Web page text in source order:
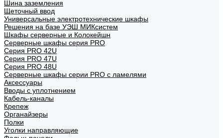
Шина заземления
Щеточный ввод
Универсальные электротехнические шкафы
Решения на базе УЭШ МИКсистем
Шкафы серверные и Колокейшн
Серверные шкафы серия PRO
Серия PRO 42U
Серия PRO 47U
Серия PRO 48U
Серверные шкафы серии PRO с ламелями
Аксессуары
Вводы с уплотнением
Кабель-каналы
Крепеж
Органайзеры
Полки
Уголки направляющие